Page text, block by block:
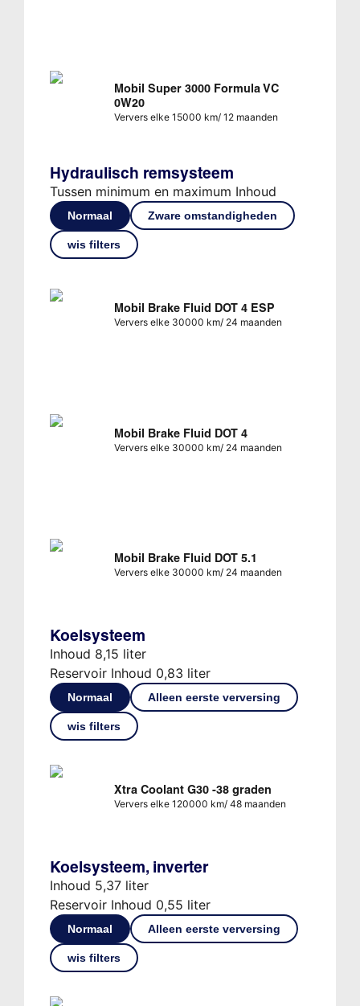
Mobil Super 3000 Formula VC
0W20
Ververs elke 15000 km/ 12 maanden
Hydraulisch remsysteem
Tussen minimum en maximum Inhoud
Normaal Zware omstandigheden
wis filters
Mobil Brake Fluid DOT 4 ESP
Ververs elke 30000 km/ 24 maanden
Mobil Brake Fluid DOT 4
Ververs elke 30000 km/ 24 maanden
Mobil Brake Fluid DOT 5.1
Ververs elke 30000 km/ 24 maanden
Koelsysteem
Inhoud 8,15 liter
Reservoir Inhoud 0,83 liter
Normaal Alleen eerste verversing
wis filters
Xtra Coolant G30 -38 graden
Ververs elke 120000 km/ 48 maanden
Koelsysteem, inverter
Inhoud 5,37 liter
Reservoir Inhoud 0,55 liter
Normaal Alleen eerste verversing
wis filters